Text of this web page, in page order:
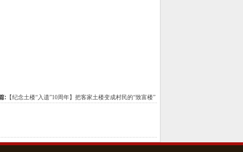
: 【纪念土楼“入遗”10周年】把客家土楼变成村民的“致富楼”